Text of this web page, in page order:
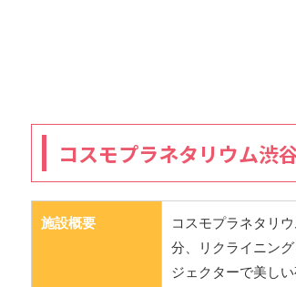
コスモプラネタリウム渋
施設概要
コスモプラネタリ
分、リクライニン
ジェクターで美し